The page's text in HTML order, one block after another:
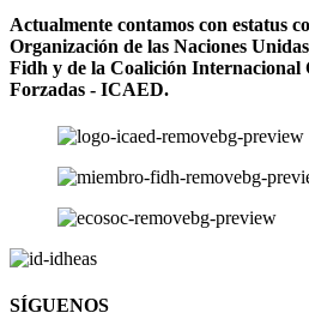
Actualmente contamos con estatus
Organización de las Naciones
Fidh y de la Coalición Internacional
Forzadas - ICAED.
SÍGUENOS